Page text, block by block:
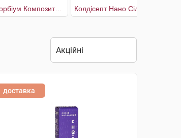
Еуфорбіум Композитум Назентропфен С Колдісепт Нано Сільвер
доставка